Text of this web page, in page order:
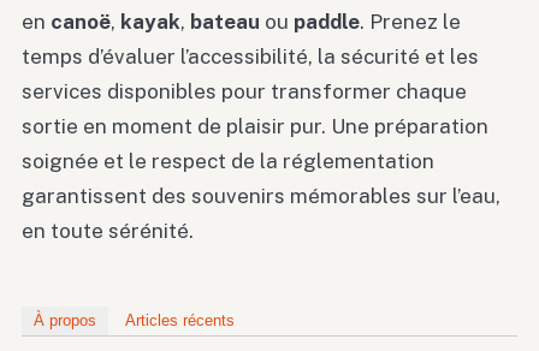
en canoë, kayak, bateau ou paddle. Prenez le
temps d’évaluer l’accessibilité, la sécurité et les
services disponibles pour transformer chaque
sortie en moment de plaisir pur. Une préparation
soignée et le respect de la réglementation
garantissent des souvenirs mémorables sur l’eau,
en toute sérénité.
À propos Articles récents